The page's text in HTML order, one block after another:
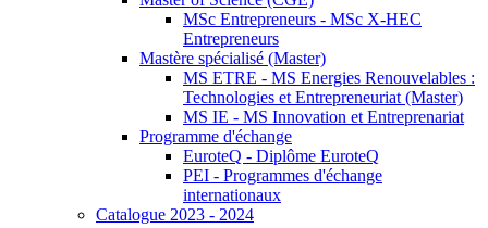
MSc Entrepreneurs - MSc X-HEC
Entrepreneurs
Mastère spécialisé (Master)
MS ETRE - MS Energies Renouvelables :
Technologies et Entrepreneuriat (Master)
MS IE - MS Innovation et Entreprenariat
Programme d'échange
EuroteQ - Diplôme EuroteQ
PEI - Programmes d'échange
internationaux
Catalogue 2023 - 2024